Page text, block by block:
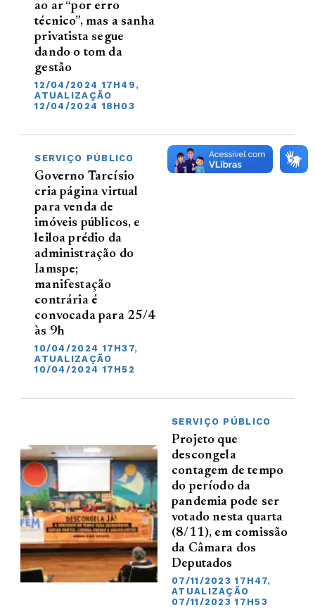
ao ar “por erro
técnico”, mas a sanha
privatista segue
dando o tom da
gestão
12/04/2024 17H49,
ATUALIZAÇÃO
12/04/2024 18H03
SERVIÇO PÚBLICO
Governo Tarcísio
cria página virtual
para venda de
imóveis públicos, e
leiloa prédio da
administração do
Iamspe;
manifestação
contrária é
convocada para 25/4
às 9h
10/04/2024 17H37,
ATUALIZAÇÃO
10/04/2024 17H52
SERVIÇO PÚBLICO
Projeto que
descongela
contagem de tempo
do período da
pandemia pode ser
votado nesta quarta
(8/11), em comissão
da Câmara dos
Deputados
07/11/2023 17H47,
ATUALIZAÇÃO
07/11/2023 17H53